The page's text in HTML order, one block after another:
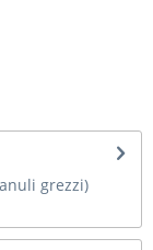
grezzi)